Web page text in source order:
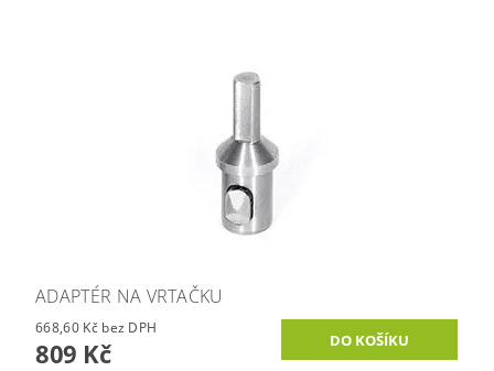
ADAPTÉR NA VRTAČKU
668,60 Kč bez DPH
809 Kč